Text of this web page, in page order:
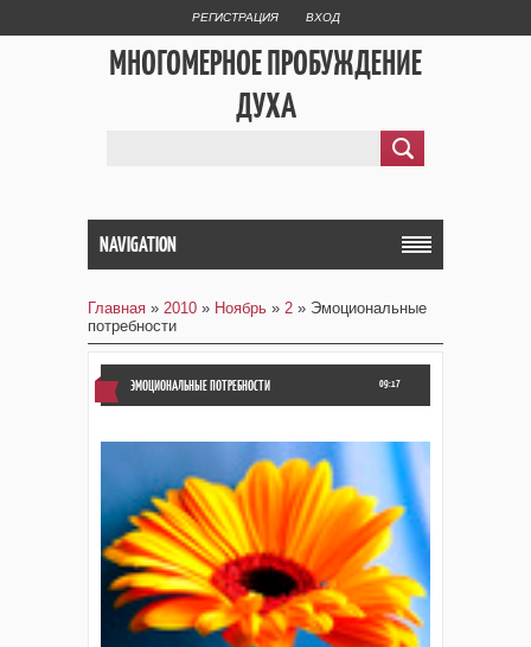
РЕГИСТРАЦИЯ ВХОД
МНОГОМЕРНОЕ ПРОБУЖДЕНИЕ
ДУХА
NAVIGATION
Главная » 2010 » Ноябрь » 2 » Эмоциональные
потребности
09:17
ЭМОЦИОНАЛЬНЫЕ ПОТРЕБНОСТИ